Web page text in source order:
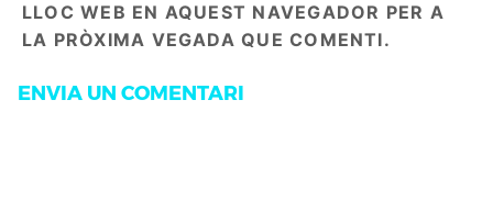
LLOC WEB EN AQUEST NAVEGADOR PER A
LA PRÒXIMA VEGADA QUE COMENTI.